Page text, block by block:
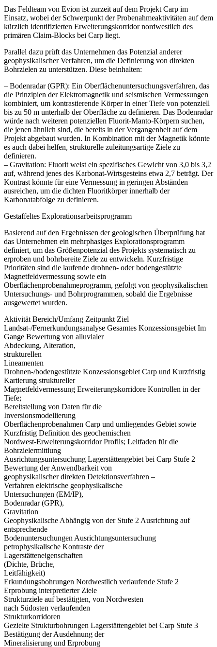
Das Feldteam von Evion ist zurzeit auf dem Projekt Carp im
Einsatz, wobei der Schwerpunkt der Probenahmeaktivitäten auf dem
kürzlich identifizierten Erweiterungskorridor nordwestlich des
primären Claim-Blocks bei Carp liegt.
Parallel dazu prüft das Unternehmen das Potenzial anderer
geophysikalischer Verfahren, um die Definierung von direkten
Bohrzielen zu unterstützen. Diese beinhalten:
– Bodenradar (GPR): Ein Oberflächenuntersuchungsverfahren, das
die Prinzipien der Elektromagnetik und seismischen Vermessungen
kombiniert, um kontrastierende Körper in einer Tiefe von potenziell
bis zu 50 m unterhalb der Oberfläche zu definieren. Das Bodenradar
würde nach weiteren potenziellen Fluorit-Manto-Körpern suchen,
die jenen ähnlich sind, die bereits in der Vergangenheit auf dem
Projekt abgebaut wurden. In Kombination mit der Magnetik könnte
es auch dabei helfen, strukturelle zuleitungsartige Ziele zu
definieren.
– Gravitation: Fluorit weist ein spezifisches Gewicht von 3,0 bis 3,2
auf, während jenes des Karbonat-Wirtsgesteins etwa 2,7 beträgt. Der
Kontrast könnte für eine Vermessung in geringen Abständen
ausreichen, um die dichten Fluoritkörper innerhalb der
Karbonatabfolge zu definieren.
Gestaffeltes Explorationsarbeitsprogramm
Basierend auf den Ergebnissen der geologischen Überprüfung hat
das Unternehmen ein mehrphasiges Explorationsprogramm
definiert, um das Größenpotenzial des Projekts systematisch zu
erproben und bohrbereite Ziele zu entwickeln. Kurzfristige
Prioritäten sind die laufende drohnen- oder bodengestützte
Magnetfeldvermessung sowie ein
Oberflächenprobenahmeprogramm, gefolgt von geophysikalischen
Untersuchungs- und Bohrprogrammen, sobald die Ergebnisse
ausgewertet wurden.
Aktivität Bereich/Umfang Zeitpunkt Ziel
Landsat-/Fernerkundungsanalyse Gesamtes Konzessionsgebiet Im
Gange Bewertung von alluvialer
Abdeckung, Alteration,
strukturellen
Lineamenten
Drohnen-/bodengestützte Konzessionsgebiet Carp und Kurzfristig
Kartierung struktureller
Magnetfeldvermessung Erweiterungskorridore Kontrollen in der
Tiefe;
Bereitstellung von Daten für die
Inversionsmodellierung
Oberflächenprobenahmen Carp und umliegendes Gebiet sowie
Kurzfristig Definition des geochemischen
Nordwest-Erweiterungskorridor Profils; Leitfaden für die
Bohrzielermittlung
Ausrichtungsuntersuchung Lagerstättengebiet bei Carp Stufe 2
Bewertung der Anwendbarkeit von
geophysikalischer direkten Detektionsverfahren –
Verfahren elektrische geophysikalische
Untersuchungen (EM/IP),
Bodenradar (GPR),
Gravitation
Geophysikalische Abhängig von der Stufe 2 Ausrichtung auf
entsprechende
Bodenuntersuchungen Ausrichtungsuntersuchung
petrophysikalische Kontraste der
Lagerstätteneigenschaften
(Dichte, Brüche,
Leitfähigkeit)
Erkundungsbohrungen Nordwestlich verlaufende Stufe 2
Erprobung interpretierter Ziele
Strukturziele auf bestätigten, von Nordwesten
nach Südosten verlaufenden
Strukturkorridoren
Gezielte Strukturbohrungen Lagerstättengebiet bei Carp Stufe 3
Bestätigung der Ausdehnung der
Mineralisierung und Erprobung